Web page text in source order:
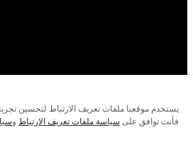
يستخدم موقعنا ملفات تعريف الارتباط لتحسين
فأنت توافق على سياسة ملفات تعريف الارتباط و